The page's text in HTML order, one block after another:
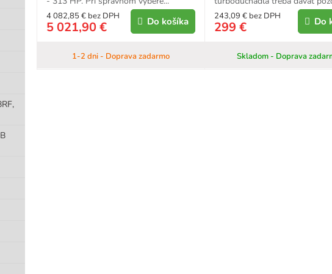
1-2 dni - Doprava zadarmo
4 082,85 € bez DPH
5 021,90 € Do košíka
Skladom - Doprava
243,09 € bez DPH
299 € Do